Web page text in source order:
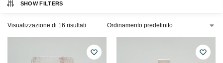
SHOW FILTERS
Visualizzazione di 16 risultati